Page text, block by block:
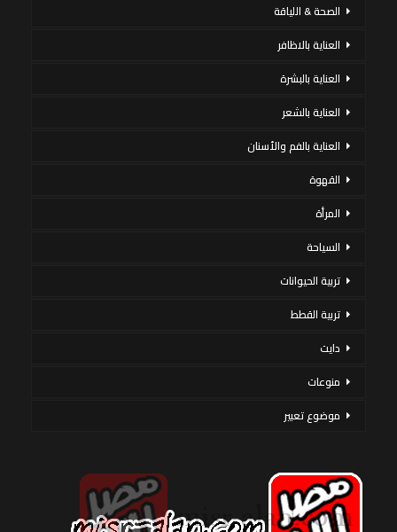
الصحة & اللياقة
العناية بالاظافر
العناية بالبشرة
العناية بالشعر
العناية بالفم والأسنان
القهوة
المرأة
السياحة
تربية الحيوانات
تربية القطط
دايت
منوعات
موضوع تعبير